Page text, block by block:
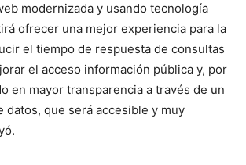
modernizada y usando tecnología
ofrecer una mejor experiencia para la
el tiempo de respuesta de consultas
el acceso información pública y, por
en mayor transparencia a través de un
datos, que será accesible y muy